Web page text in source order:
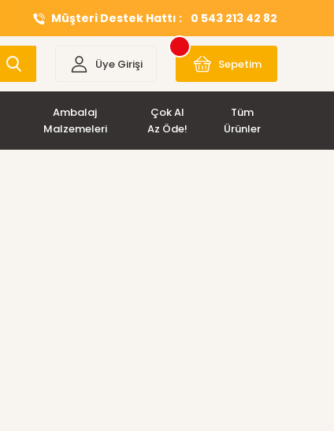
Müşteri Destek Hattı : 0 543 213 42 82
Üye Girişi Sepetim
Ambalaj
Malzemeleri
Çok Al
Az Öde!
Tüm
Ürünler